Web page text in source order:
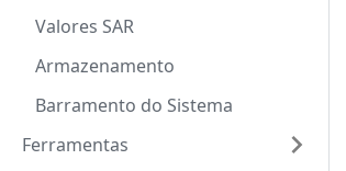
Valores SAR
Armazenamento
Barramento do Sistema
Ferramentas